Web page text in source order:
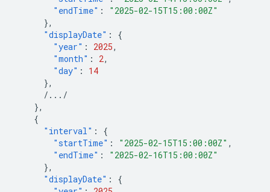
"endTime" :
"2025-02-15T15:00:00Z"
},
"displayDate" :
{
"year" : 2025,
"month" : 2,
"day" :
14
},
/.../
},
{
"interval" :
{
"startTime" : "2025-02-15T15:00:00Z" ,
"endTime" :
"2025-02-16T15:00:00Z"
},
"displayDate" :
{